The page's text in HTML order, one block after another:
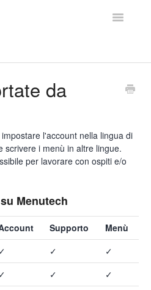
Toggle
impostazioni
moduli avanzati
da
l'account nella lingua di
scrivere i menù in altre lingue.
per lavorare con ospiti e/o
Menutech
Supporto
Menù
✓ ✓
✓
✓ ✓
✓